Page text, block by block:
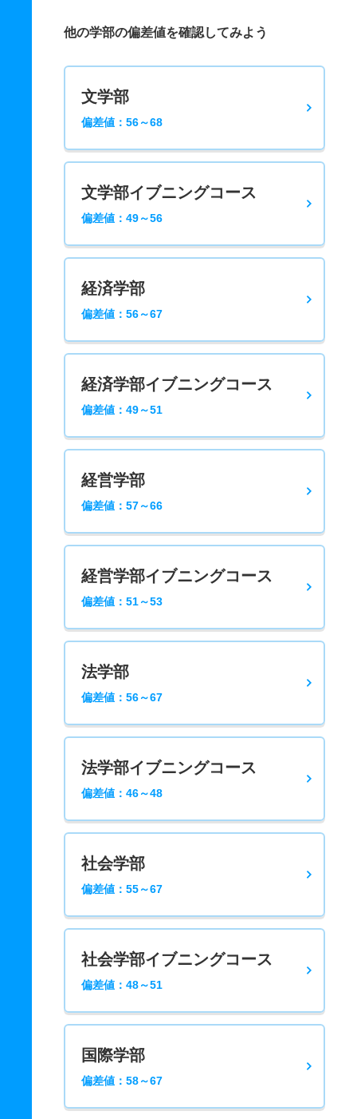
他の学部の偏差値を確認してみよう
文学部
偏差値：56～68
文学部イブニングコース
偏差値：49～56
経済学部
偏差値：56～67
経済学部イブニングコース
偏差値：49～51
経営学部
偏差値：57～66
経営学部イブニングコース
偏差値：51～53
法学部
偏差値：56～67
法学部イブニングコース
偏差値：46～48
社会学部
偏差値：55～67
社会学部イブニングコース
偏差値：48～51
国際学部
偏差値：58～67